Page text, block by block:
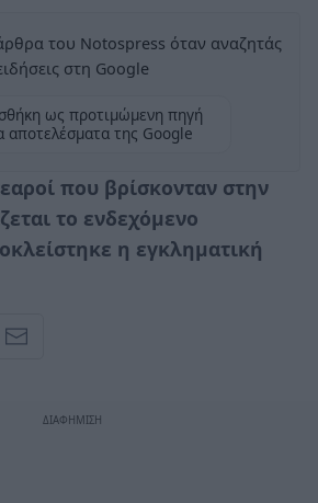
του Notospress όταν αναζητάς
στη Google
ως προτιμώμενη πηγή
αποτελέσματα της Google
που βρίσκονταν στην
το ενδεχόμενο
η εγκληματική